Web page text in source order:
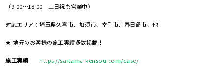
（9:00～18:00 土日祝も営業中）
対応エリア：埼玉県久喜市、加須市、幸手市、春日部市、他
★ 地元のお客様の施工実績多数掲載！
施工実績
https://saitama-kensou.com/case/